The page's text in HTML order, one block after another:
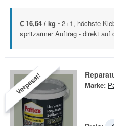
€ 16,64 / kg - 2+1, höchste
spritzarmer Auftrag - direkt auf
Verpasst! Marke: